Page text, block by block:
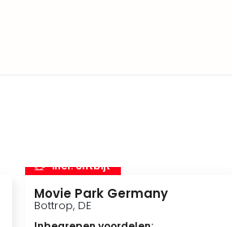
incl. ontbijt
Movie Park Germany
Bottrop, DE